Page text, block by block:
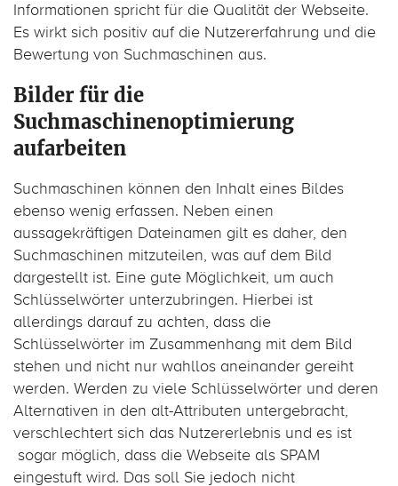
Informationen spricht für die Qualität der Webseite.
Es wirkt sich positiv auf die Nutzererfahrung und die
Bewertung von Suchmaschinen aus.
Bilder für die
Suchmaschinenoptimierung
aufarbeiten
Suchmaschinen können den Inhalt eines Bildes
ebenso wenig erfassen. Neben einen
aussagekräftigen Dateinamen gilt es daher, den
Suchmaschinen mitzuteilen, was auf dem Bild
dargestellt ist. Eine gute Möglichkeit, um auch
Schlüsselwörter unterzubringen. Hierbei ist
allerdings darauf zu achten, dass die
Schlüsselwörter im Zusammenhang mit dem Bild
stehen und nicht nur wahllos aneinander gereiht
werden. Werden zu viele Schlüsselwörter und deren
Alternativen in den alt-Attributen untergebracht,
verschlechtert sich das Nutzererlebnis und es ist
sogar möglich, dass die Webseite als SPAM
eingestuft wird. Das soll Sie jedoch nicht